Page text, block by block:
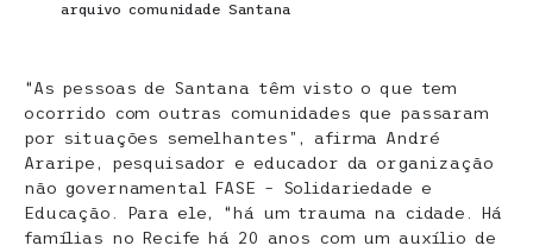
arquivo comunidade Santana
“As pessoas de Santana têm visto o que tem
ocorrido com outras comunidades que passaram
por situações semelhantes”, afirma André
Araripe, pesquisador e educador da organização
não governamental FASE – Solidariedade e
Educação. Para ele, “há um trauma na cidade. Há
famílias no Recife há 20 anos com um auxílio de